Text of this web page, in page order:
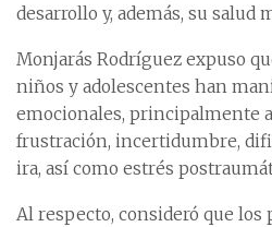
desarrollo y, además, su salud
Monjarás Rodríguez expuso
niños y adolescentes han
emocionales, principalmente
frustración, incertidumbre,
ira, así como estrés
Al respecto, consideró que los